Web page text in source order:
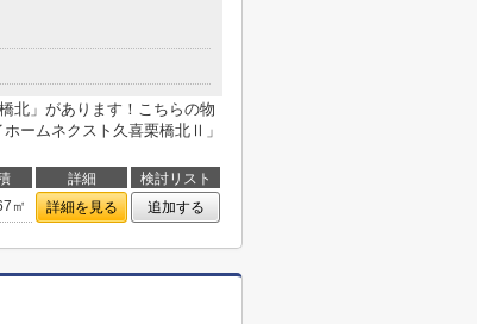
北」があります！こちらの物
ームネクスト久喜栗橋北Ⅱ」
詳細
検討リスト
㎡ 詳細を見る 追加する